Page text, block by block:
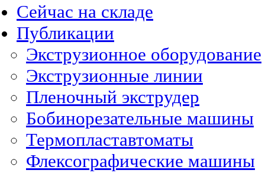
Сейчас на складе
Публикации
Экструзионное оборудование
Экструзионные линии
Пленочный экструдер
Бобинорезательные машины
Термопластавтоматы
Флексографические машины